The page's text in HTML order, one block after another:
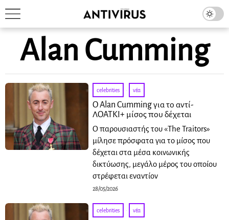
Alan Cumming
celebrities · νέα
Ο Alan Cumming για το αντί-
ΛΟΑΤΚΙ+ μίσος που δέχεται
Ο παρουσιαστής του «The Traitors»
μίλησε πρόσφατα για το μίσος που
δέχεται στα μέσα κοινωνικής
δικτύωσης, μεγάλο μέρος του οποίου
στρέφεται εναντίον
28/05/2026
celebrities · νέα